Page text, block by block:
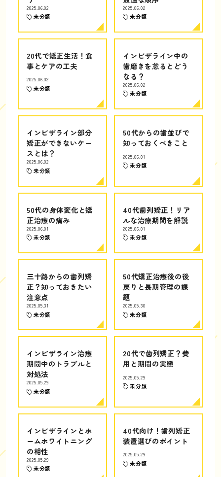
2025.06.02
未分類
2025.06.02
未分類
20代で矯正生活！食
事とケアの工夫
2025.06.02
未分類
インビザライン中の
歯磨きを怠るとどう
なる？
2025.06.02
未分類
インビザライン部分
矯正ができないケー
スとは？
2025.06.02
未分類
50代からの歯並びで
知っておくべきこと
2025.06.01
未分類
50代の身体変化と矯
正治療の痛み
2025.06.01
未分類
40代歯列矯正！リア
ルな治療期間を解説
2025.06.01
未分類
三十路からの歯列矯
正？知っておきたい
注意点
2025.05.31
未分類
50代矯正治療後の後
戻りと長期管理の課
題
2025.05.30
未分類
インビザライン治療
期間中のトラブルと
対処法
2025.05.29
未分類
20代で歯列矯正？費
用と期間の実態
2025.05.29
未分類
インビザラインとホ
ームホワイトニング
の相性
2025.05.29
未分類
40代向け！歯列矯正
装置選びのポイント
2025.05.29
未分類